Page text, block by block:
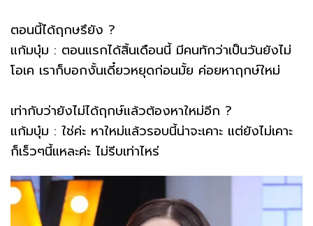
ตอนนี้ได้ฤกษรึยัง ?
แก้มบุ๋ม : ตอนแรกได้สิ้นเดือนนี้ มีคนทักว่าเป็นวันยังไม่
โอเค เราก็บอกงั้นเดี๋ยวหยุดก่อนมั้ย ค่อยหาฤกษ์ใหม่
เท่ากับว่ายังไม่ได้ฤกษ์แล้วต้องหาใหม่อีก ?
แก้มบุ๋ม : ใช่ค่ะ หาใหม่แล้วรอบนี้น่าจะเคาะ แต่ยังไม่เคาะ
ก็เร็วๆนี้แหละค่ะ ไม่รีบเท่าไหร่